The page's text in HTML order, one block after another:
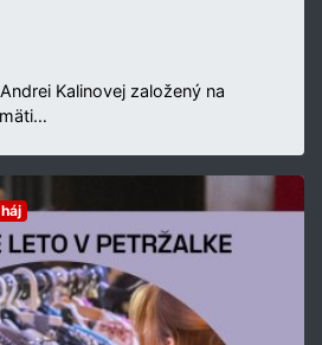
Kalinovej založený na